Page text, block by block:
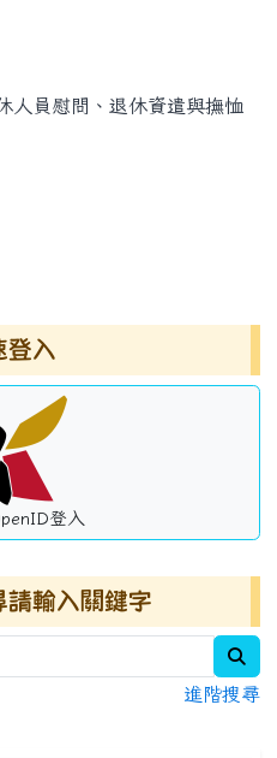
人員慰問、退休資遣與撫恤
登入
登入
輸入關鍵字
進階搜尋